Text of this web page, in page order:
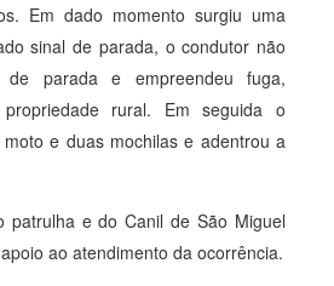
Em dado momento surgiu uma
sinal de parada, o condutor não
de parada e empreendeu fuga,
rural. Em seguida o
e duas mochilas e adentrou a
patrulha e do Canil de São Miguel
ao atendimento da ocorrência.